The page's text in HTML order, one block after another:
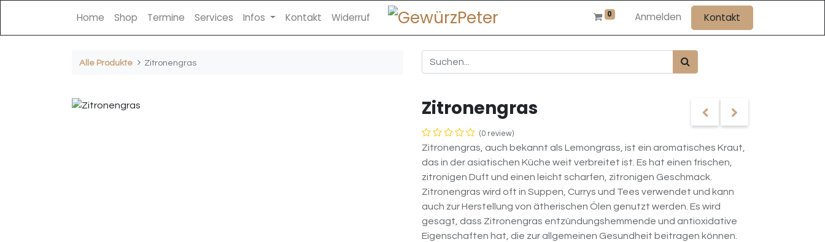
0 Anmelden Kontakt
Home Shop Termine Services Infos Kontakt Widerruf
Alle Produkte Zitronengras
Zitronengras
(0 review)
Zitronengras, auch bekannt als Lemongrass, ist ein aromatisches Kraut,
das in der asiatischen Küche weit verbreitet ist. Es hat einen frischen,
zitronigen Duft und einen leicht scharfen, zitronigen Geschmack.
Zitronengras wird oft in Suppen, Currys und Tees verwendet und kann
auch zur Herstellung von ätherischen Ölen genutzt werden. Es wird
gesagt, dass Zitronengras entzündungshemmende und antioxidative
Eigenschaften hat, die zur allgemeinen Gesundheit beitragen können.